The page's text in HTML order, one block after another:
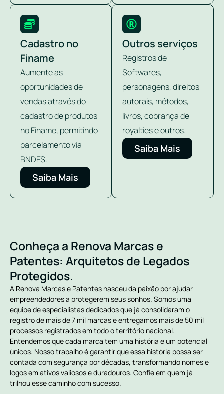
Cadastro no
Finame
Aumente as
oportunidades de
vendas através do
cadastro de produtos
no Finame, permitindo
parcelamento via
BNDES.
Saiba Mais
Outros serviços
Registros de
Softwares,
personagens, direitos
autorais, métodos,
livros, cobrança de
royalties e outros.
Saiba Mais
Conheça a Renova Marcas e
Patentes: Arquitetos de Legados
Protegidos.
A Renova Marcas e Patentes nasceu da paixão por ajudar
empreendedores a protegerem seus sonhos. Somos uma
equipe de especialistas dedicados que já consolidaram o
registro de mais de 7 mil marcas e entregamos mais de 50 mil
processos registrados em todo o território nacional.
Entendemos que cada marca tem uma história e um potencial
únicos. Nosso trabalho é garantir que essa história possa ser
contada com segurança por décadas, transformando nomes e
logos em ativos valiosos e duradouros. Confie em quem já
trilhou esse caminho com sucesso.